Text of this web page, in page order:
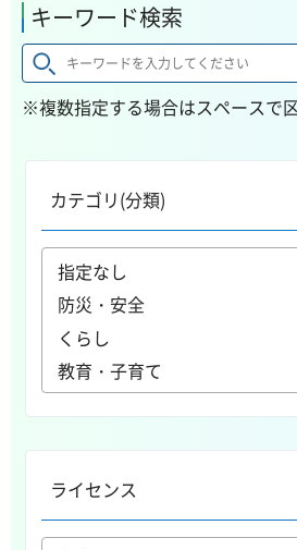
キーワード検索
※複数指定する場合はスペースで
カテゴリ(分類)
ライセンス